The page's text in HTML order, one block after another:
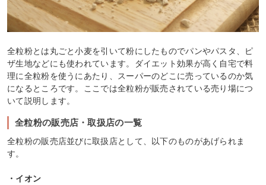
全粒粉とは丸ごと小麦を引いて粉にしたものでパンやパスタ、ピ
ザ生地などにも使われています。ダイエット効果が高く自宅で料
理に全粒粉を使うにあたり、スーパーのどこに売っているのか気
になるところです。ここでは全粒粉が販売されている売り場につ
いて説明します。
全粒粉の販売店・取扱店の一覧
全粒粉の販売店並びに取扱店として、以下のものがあげられま
す。
・イオン